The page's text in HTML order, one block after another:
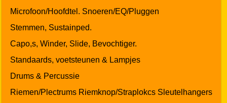
Microfoon/Hoofdtel. Snoeren/EQ/Pluggen
Stemmen, Sustainped.
Capo,s, Winder, Slide, Bevochtiger.
Standaards, voetsteunen & Lampjes
Drums & Percussie
Riemen/Plectrums Riemknop/Straplokcs Sleutelhangers